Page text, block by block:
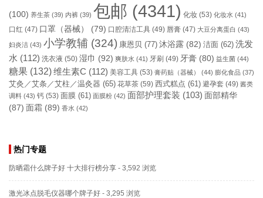
(100) 养生茶 (39) 内裤 (39) 包邮 (4341) 化妆 (53) 化妆水 (41)
口红 (47) 口罩（器械） (79) 口腔清洁工具 (49) 唇膏 (47) 大豆分离蛋白 (43)
妇炎洁 (43) 小学教辅 (324) 康恩贝 (77) 沐浴露 (82) 洁面 (62) 洗发
水 (112) 洗衣液 (50) 湿巾 (92) 爽肤水 (41) 牙刷 (49) 牙膏 (80) 益生菌 (44)
糖果 (132)维生素C (112) 美容工具 (53) 膏药贴（器械） (44) 膨化食品 (37)
艾灸／艾条／艾柱／温灸器 (65) 花草茶 (59) 西式糕点 (61) 避孕套 (49) 酱类
调料 (43) 钙 (53) 面膜 (61) 面膜粉 (42) 面部护理套装 (103) 面部精华
(87) 面霜 (89) 香水 (42)
热门专题
防晒霜什么牌子好 十大排行榜分享 - 3,592 浏览
激光冰点脱毛仪器哪个牌子好 - 3,295 浏览